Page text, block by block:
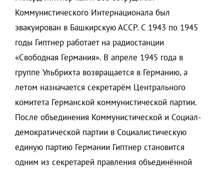
Коммунистического Интернационала был
эвакуирован в Башкирскую АССР. С 1943 по 1945
годы Гиптнер работает на радиостанции
«Свободная Германия». В апреле 1945 года в
группе Ульбрихта возвращается в Германию, а
летом назначается секретарём Центрального
комитета Германской коммунистической партии.
После объединения Коммунистической и Социал-
демократической партии в Социалистическую
единую партию Германии Гиптнер становится
одним из секретарей правления объединённой